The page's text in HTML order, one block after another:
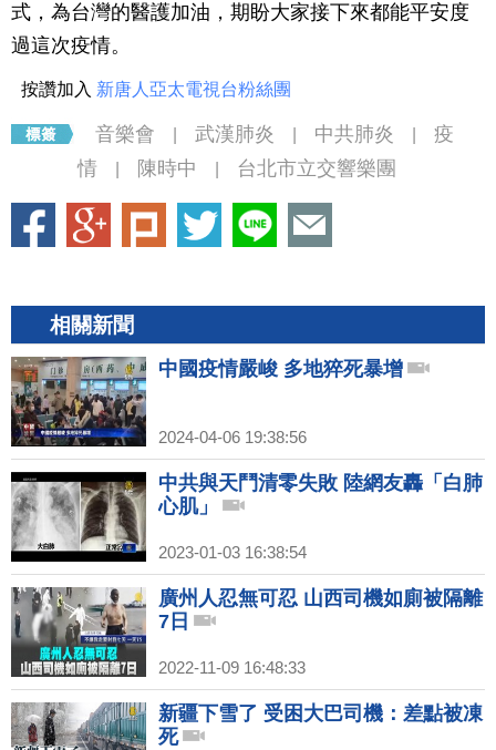
式，為台灣的醫護加油，期盼大家接下來都能平安度
過這次疫情。
按讚加入 新唐人亞太電視台粉絲團
音樂會 武漢肺炎 中共肺炎
疫
情
陳時中 台北市立交響樂團
相關新聞
中國疫情嚴峻 多地猝死暴增
2024-04-06 19:38:56
中共與天鬥清零失敗 陸網友轟「白肺
心肌」
2023-01-03 16:38:54
廣州人忍無可忍 山西司機如廁被隔離
7日
2022-11-09 16:48:33
新疆下雪了 受困大巴司機：差點被凍
死